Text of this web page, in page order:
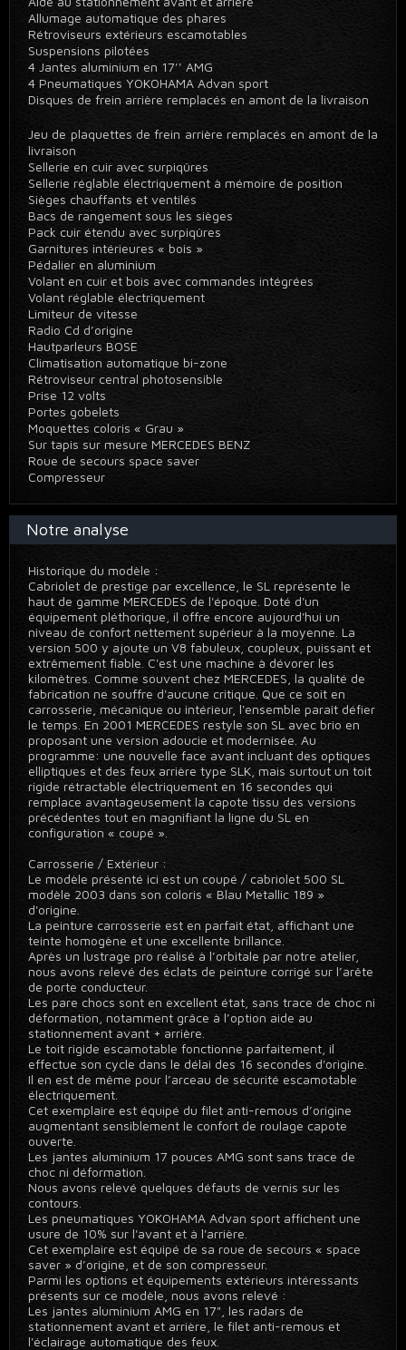
Allumage automatique des phares
Rétroviseurs extérieurs escamotables
Suspensions pilotées
4 Jantes aluminium en 17’’ AMG
4 Pneumatiques YOKOHAMA Advan sport
Disques de frein arrière remplacés en amont de la livraison
Jeu de plaquettes de frein arrière remplacés en amont de la
livraison
Sellerie en cuir avec surpiqûres
Sellerie réglable électriquement à mémoire de position
Sièges chauffants et ventilés
Bacs de rangement sous les sièges
Pack cuir étendu avec surpiqûres
Garnitures intérieures « bois »
Pédalier en aluminium
Volant en cuir et bois avec commandes intégrées
Volant réglable électriquement
Limiteur de vitesse
Radio Cd d’origine
Hautparleurs BOSE
Climatisation automatique bi-zone
Rétroviseur central photosensible
Prise 12 volts
Portes gobelets
Moquettes coloris « Grau »
Sur tapis sur mesure MERCEDES BENZ
Roue de secours space saver
Compresseur
Notre analyse
Historique du modèle :
Cabriolet de prestige par excellence, le SL représente le
haut de gamme MERCEDES de l'époque. Doté d'un
équipement pléthorique, il offre encore aujourd'hui un
niveau de confort nettement supérieur à la moyenne. La
version 500 y ajoute un V8 fabuleux, coupleux, puissant et
extrêmement fiable. C'est une machine à dévorer les
kilomètres. Comme souvent chez MERCEDES, la qualité de
fabrication ne souffre d'aucune critique. Que ce soit en
carrosserie, mécanique ou intérieur, l'ensemble paraît défier
le temps. En 2001 MERCEDES restyle son SL avec brio en
proposant une version adoucie et modernisée. Au
programme: une nouvelle face avant incluant des optiques
elliptiques et des feux arrière type SLK, mais surtout un toit
rigide rétractable électriquement en 16 secondes qui
remplace avantageusement la capote tissu des versions
précédentes tout en magnifiant la ligne du SL en
configuration « coupé ».
Carrosserie / Extérieur :
Le modèle présenté ici est un coupé / cabriolet 500 SL
modèle 2003 dans son coloris « Blau Metallic 189 »
d'origine.
La peinture carrosserie est en parfait état, affichant une
teinte homogène et une excellente brillance.
Après un lustrage pro réalisé à l’orbitale par notre atelier,
nous avons relevé des éclats de peinture corrigé sur l’arête
de porte conducteur.
Les pare chocs sont en excellent état, sans trace de choc ni
déformation, notamment grâce à l’option aide au
stationnement avant + arrière.
Le toit rigide escamotable fonctionne parfaitement, il
effectue son cycle dans le délai des 16 secondes d'origine.
Il en est de même pour l’arceau de sécurité escamotable
électriquement.
Cet exemplaire est équipé du filet anti-remous d’origine
augmentant sensiblement le confort de roulage capote
ouverte.
Les jantes aluminium 17 pouces AMG sont sans trace de
choc ni déformation.
Nous avons relevé quelques défauts de vernis sur les
contours.
Les pneumatiques YOKOHAMA Advan sport affichent une
usure de 10% sur l'avant et à l'arrière.
Cet exemplaire est équipé de sa roue de secours « space
saver » d’origine, et de son compresseur.
Parmi les options et équipements extérieurs intéressants
présents sur ce modèle, nous avons relevé :
Les jantes aluminium AMG en 17", les radars de
stationnement avant et arrière, le filet anti-remous et
l'éclairage automatique des feux.